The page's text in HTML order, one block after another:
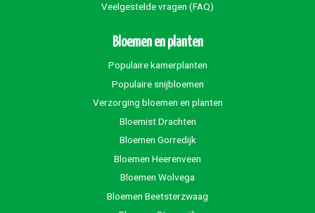
Veelgestelde vragen (FAQ)
Bloemen en planten
Populaire kamerplanten
Populaire snijbloemen
Verzorging bloemen en planten
Bloemist Drachten
Bloemen Gorredijk
Bloemen Heerenveen
Bloemen Wolvega
Bloemen Beetsterzwaag